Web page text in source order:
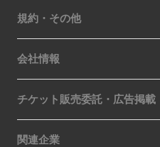
規約・その他
会社情報
チケット販売委託・広告掲載
関連企業